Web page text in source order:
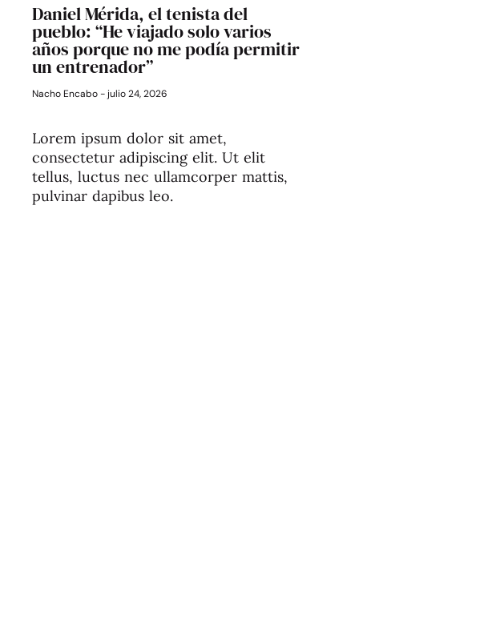
Daniel Mérida, el tenista del
pueblo: “He viajado solo varios
años porque no me podía permitir
un entrenador”
Nacho Encabo julio 24, 2026
Lorem ipsum dolor sit amet,
consectetur adipiscing elit. Ut elit
tellus, luctus nec ullamcorper mattis,
pulvinar dapibus leo.